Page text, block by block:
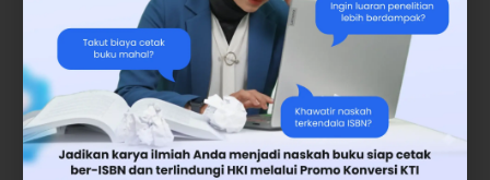
Layanan Parafrase Deepublish tidak hanya
fokus melayani parafrase kalimat per kalimat
dalam naskah ilmiah karya para dosen. Akan
tetapi juga ditunjang dengan sejumlah fasilitas
tambahan. Tentunya untuk mengoptimalkan